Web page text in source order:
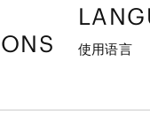
使用语言